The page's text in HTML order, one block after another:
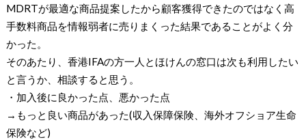
MDRTが最適な商品提案したから顧客獲得できたのではなく高
手数料商品を情報弱者に売りまくった結果であることがよく分
かった。
そのあたり、香港IFAの方一人とほけんの窓口は次も利用したい
と言うか、相談すると思う。
・加入後に良かった点、悪かった点
→もっと良い商品があった(収入保障保険、海外オフショア生命
保険など)